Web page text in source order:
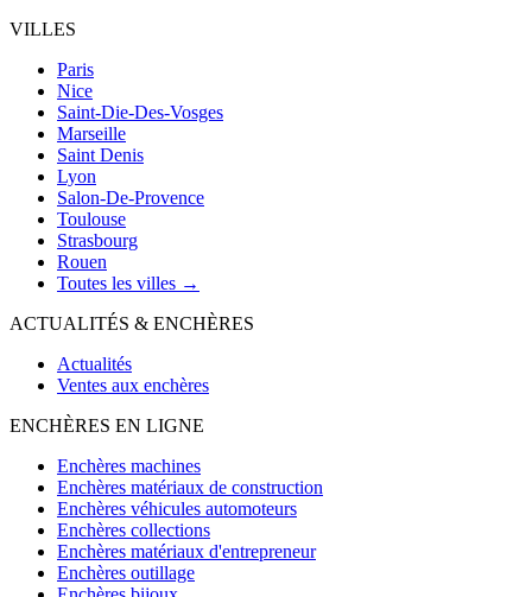
VILLES
Paris
Nice
Saint-Die-Des-Vosges
Marseille
Saint Denis
Lyon
Salon-De-Provence
Toulouse
Strasbourg
Rouen
Toutes les villes →
ACTUALITÉS & ENCHÈRES
Actualités
Ventes aux enchères
ENCHÈRES EN LIGNE
Enchères machines
Enchères matériaux de construction
Enchères véhicules automoteurs
Enchères collections
Enchères matériaux d'entrepreneur
Enchères outillage